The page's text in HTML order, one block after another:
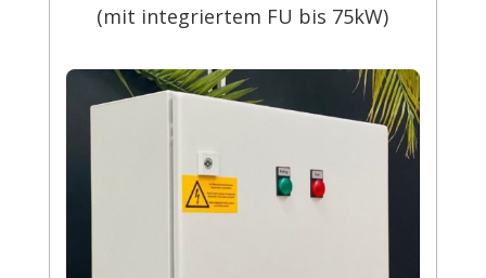
(mit integriertem FU bis 75kW)